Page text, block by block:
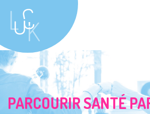
PARCOURIR SANTÉ